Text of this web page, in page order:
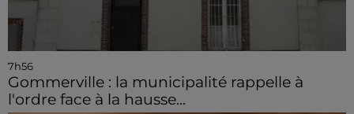
7h56
Gommerville : la municipalité rappelle à
l'ordre face à la hausse...